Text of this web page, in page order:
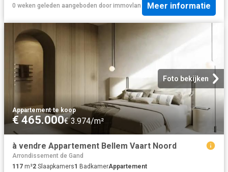
0 weken geleden aangeboden door immovlan Meer informatie
Foto bekijken
Appartement·te koop
€ 465.000€ 3.974/m²
à vendre Appartement Bellem Vaart Noord
Arrondissement de Gand
117 m²2 Slaapkamers1 BadkamerAppartement